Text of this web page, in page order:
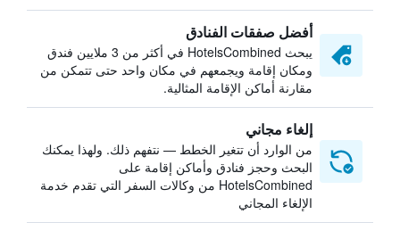
أفضل صفقات الفنادق
يبحث HotelsCombined في أكثر من 3 ملايين فندق
ومكان إقامة ويجمعهم في مكان واحد حتى تتمكن من
مقارنة أماكن الإقامة المثالية.
إلغاء مجاني
من الوارد أن تتغير الخطط — نتفهم ذلك. ولهذا يمكنك
البحث وحجز فنادق وأماكن إقامة على
HotelsCombined من وكالات السفر التي تقدم خدمة
الإلغاء المجاني